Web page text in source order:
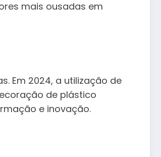
mais ousadas em
Em 2024, a utilização de
de plástico
e inovação.